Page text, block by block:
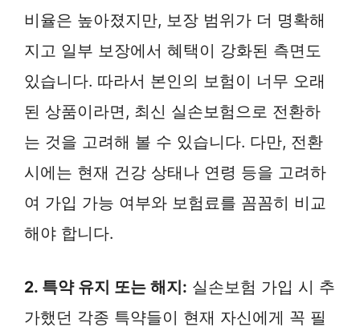
비율은 높아졌지만, 보장 범위가 더 명확해
지고 일부 보장에서 혜택이 강화된 측면도
있습니다. 따라서 본인의 보험이 너무 오래
된 상품이라면, 최신 실손보험으로 전환하
는 것을 고려해 볼 수 있습니다. 다만, 전환
시에는 현재 건강 상태나 연령 등을 고려하
여 가입 가능 여부와 보험료를 꼼꼼히 비교
해야 합니다.
2. 특약 유지 또는 해지: 실손보험 가입 시 추
가했던 각종 특약들이 현재 자신에게 꼭 필